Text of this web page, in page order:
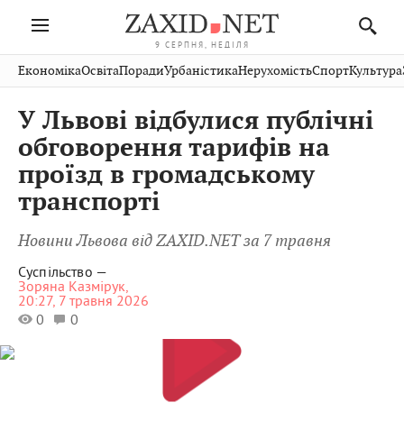
9 СЕРПНЯ, НЕДІЛЯ
Івано-
Франківськ
Волинь
Закарпаття
Рівне
Шептицький
Стрий
Хмельницький
Публікації
Авто СловкоКультура
Кіно Дім СпортКраєзнавство
ФотоОсвітаНерухомість
Домашні
тварини
ЕкономікаОсвітаПорадиУрбаністикаНерухомістьСпортКультура
У Львові відбулися публічні
обговорення тарифів на
проїзд в громадському
транспорті
Новини Львова від ZAXID.NET за 7 травня
Суспільство —
Зоряна Казмірук,
20:27, 7 травня 2026
0
0